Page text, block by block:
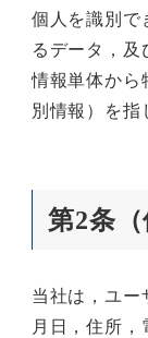
個人を識別で
るデータ，及
情報単体から
別情報）を指
第2条（
当社は，ユー
月日，住所